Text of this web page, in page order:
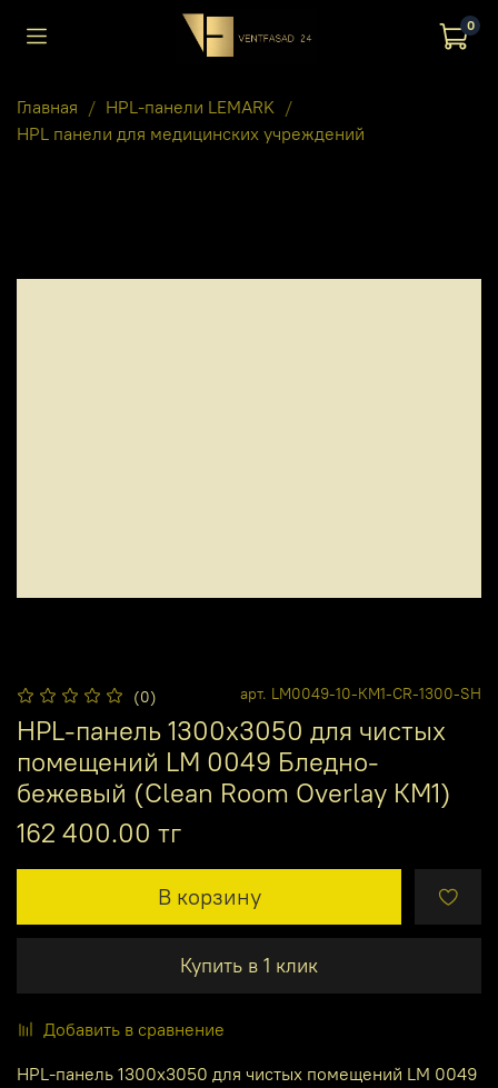
0
Главная
HPL-панели LEMARK
HPL панели для медицинских учреждений
(0) арт. LM0049-10-КМ1-CR-1300-SH
HPL-панель 1300х3050 для чистых
помещений LM 0049 Бледно-
бежевый (Clean Room Overlay КМ1)
162 400.00 тг
В корзину
Купить в 1 клик
Добавить в сравнение
HPL-панель 1300х3050 для чистых помещений LM 0049